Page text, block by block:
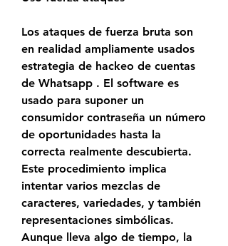
Los ataques de fuerza bruta son
en realidad ampliamente usados
estrategia de hackeo de cuentas
de Whatsapp . El software es
usado para suponer un
consumidor contraseña un número
de oportunidades hasta la
correcta realmente descubierta.
Este procedimiento implica
intentar varios mezclas de
caracteres, variedades, y también
representaciones simbólicas.
Aunque lleva algo de tiempo, la